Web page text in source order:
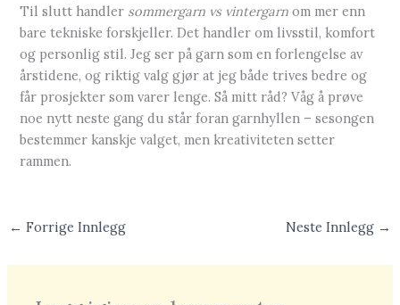
Til slutt handler sommergarn vs vintergarn om mer enn
bare tekniske forskjeller. Det handler om livsstil, komfort
og personlig stil. Jeg ser på garn som en forlengelse av
årstidene, og riktig valg gjør at jeg både trives bedre og
får prosjekter som varer lenge. Så mitt råd? Våg å prøve
noe nytt neste gang du står foran garnhyllen – sesongen
bestemmer kanskje valget, men kreativiteten setter
rammen.
← Forrige Innlegg Neste Innlegg →